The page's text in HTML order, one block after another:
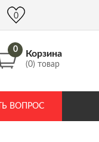
0 Корзина
(0) товар
ВОПРОС
0